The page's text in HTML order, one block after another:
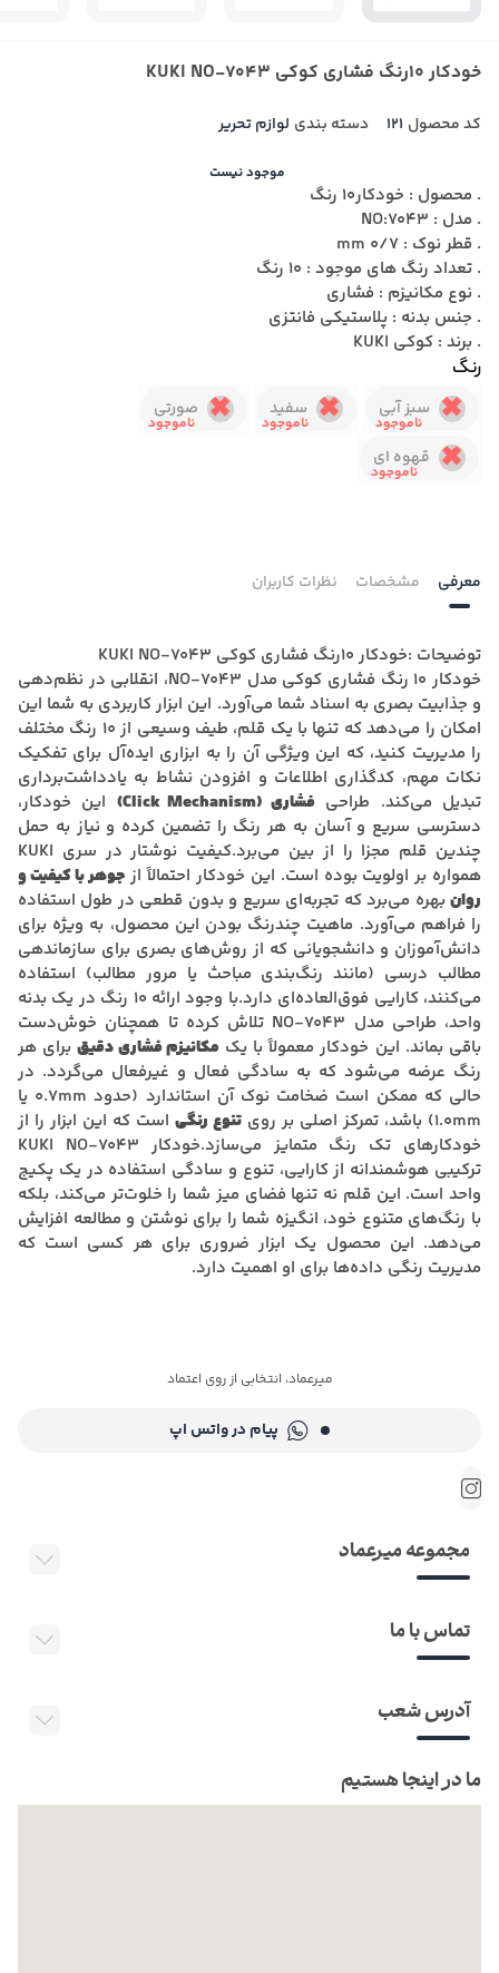
خودکار 10رنگ فشاری کوکی KUKI NO-7043
کد محصول 121 دسته بندی لوازم تحریر
موجود نیست
. محصول : خودکار10 رنگ
. مدل : NO:7043
. قطر نوک : 0/7 mm
. تعداد رنگ های موجود : 10 رنگ
. نوع مکانیزم : فشاری
. جنس بدنه : پلاستیکی فانتزی
. برند : کوکی KUKI
رنگ
سبز آبی سفید
صورتی
قهوه ای
معرفی مشخصات نظرات کاربران
توضیحات :خودکار 10رنگ فشاری کوکی KUKI NO-7043
خودکار 10 رنگ فشاری کوکی مدل NO-7043، انقلابی در نظم‌دهی
و جذابیت بصری به اسناد شما می‌آورد. این ابزار کاربردی به شما این
امکان را می‌دهد که تنها با یک قلم، طیف وسیعی از 10 رنگ مختلف
را مدیریت کنید، که این ویژگی آن را به ابزاری ایده‌آل برای تفکیک
نکات مهم، کدگذاری اطلاعات و افزودن نشاط به یادداشت‌برداری
تبدیل می‌کند. طراحیفشاری (Click Mechanism)
این خودکار،
دسترسی سریع و آسان به هر رنگ را تضمین کرده و نیاز به حمل
چندین قلم مجزا را از بین می‌برد.کیفیت نوشتار در سری KUKI
همواره بر اولویت بوده است. این خودکار احتمالاً از جوهر با کیفیت و
روان بهره می‌برد که تجربه‌ای سریع و بدون قطعی در طول استفاده
را فراهم می‌آورد. ماهیت چندرنگ بودن این محصول، به ویژه برای
دانش‌آموزان و دانشجویانی که از روش‌های بصری برای سازماندهی
مطالب درسی (مانند رنگ‌بندی مباحث یا مرور مطالب) استفاده
می‌کنند، کارایی فوق‌العاده‌ای دارد.با وجود ارائه 10 رنگ در یک بدنه
واحد، طراحی مدل NO-7043 تلاش کرده تا همچنان خوش‌دست
باقی بماند. این خودکار معمولاً با یک مکانیزم فشاری دقیقبرای هر
رنگ عرضه می‌شود که به سادگی فعال و غیرفعال می‌گردد. در
حالی که ممکن است ضخامت نوک آن استاندارد (حدود 0.7mm یا
1.0mm) باشد، تمرکز اصلی بر روی
تنوع رنگیاست که این ابزار را از
خودکارهای تک رنگ متمایز می‌سازد.خودکار KUKI NO-7043
ترکیبی هوشمندانه از کارایی، تنوع و سادگی استفاده در یک پکیج
واحد است. این قلم نه تنها فضای میز شما را خلوت‌تر می‌کند، بلکه
با رنگ‌های متنوع خود، انگیزه شما را برای نوشتن و مطالعه افزایش
می‌دهد. این محصول یک ابزار ضروری برای هر کسی است که
مدیریت رنگی داده‌ها برای او اهمیت دارد.
میرعماد، انتخابی از روی اعتماد
پیام در واتس اپ
مجموعه میرعماد
تماس با ما
آدرس شعب
ما در اینجا هستیم